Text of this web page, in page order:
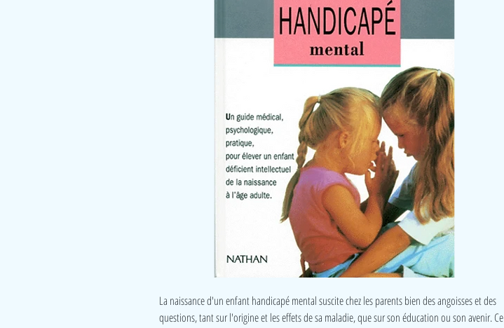
La naissance d'un enfant handicapé mental suscite chez les parents bien des angoisses et des
questions, tant sur l'origine et les effets de sa maladie, que sur son éducation ou son avenir. Ce